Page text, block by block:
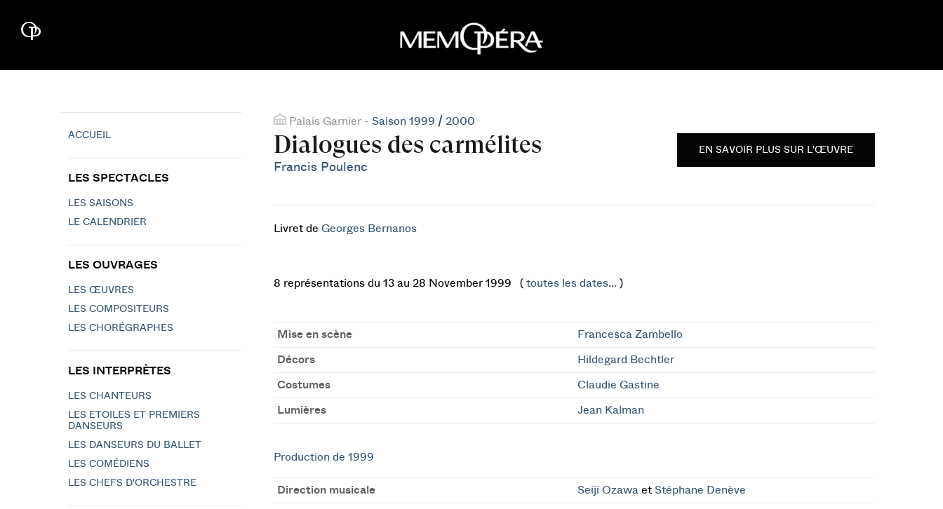
Palais Garnier - Saison 1999 / 2000
Dialogues des carmélites
Francis Poulenc
EN SAVOIR PLUS SUR L'ŒUVRE
Livret de Georges Bernanos
8 représentations du 13 au 28 November 1999 ( toutes les dates...)
Mise en scène Francesca Zambello
Décors Hildegard Bechtler
Costumes Claudie Gastine
Lumières Jean Kalman
Production de 1999
Direction musicale Seiji Ozawa etStéphane Denève
ACCUEIL
LES SPECTACLES
LES SAISONS
LE CALENDRIER
LES OUVRAGES
LES ŒUVRES
LES COMPOSITEURS
LES CHORÉGRAPHES
LES INTERPRÈTES
LES CHANTEURS
LES ETOILES ET PREMIERS
DANSEURS
LES DANSEURS DU BALLET
LES COMÉDIENS
LES CHEFS D'ORCHESTRE